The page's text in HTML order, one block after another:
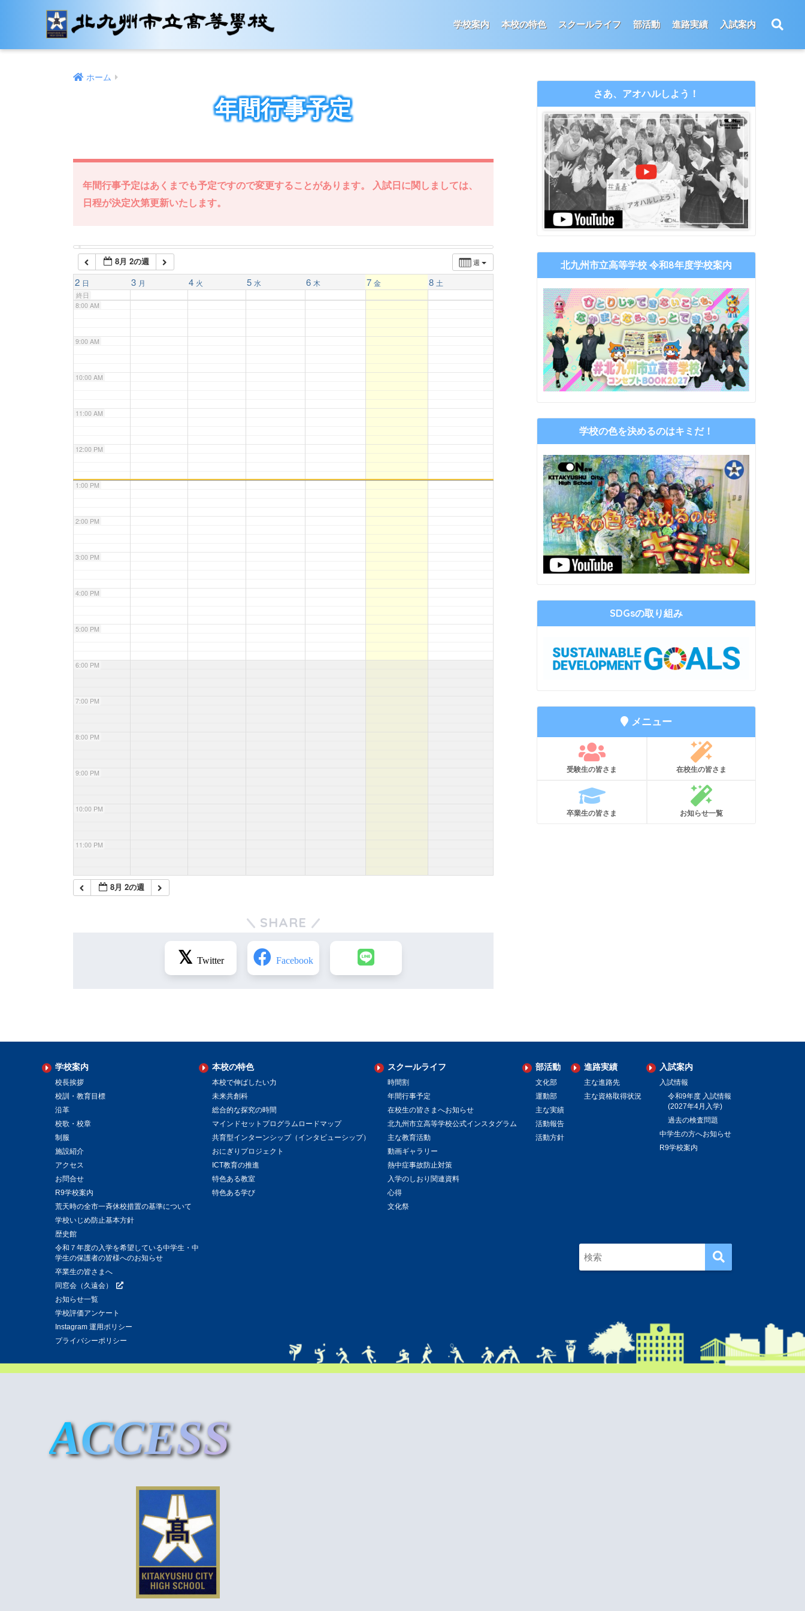
学校案内 本校の特色 スクールライフ 部活動 進路実績 入試案内
ホーム
年間行事予定
年間行事予定はあくまでも予定ですので変更することがあります。 入試日に関しましては、
日程が決定次第更新いたします。
週
8月 2の週
2 日 3 月 4 火 5 水 6 木 7 金 8 土
終日
12:00 AM
1:00 AM
4:00 AM
5:00 AM
7:00 AM
8:00 AM
9:00 AM
10:00 AM
11:00 AM
12:00 PM
1:00 PM
2:00 PM
3:00 PM
4:00 PM
5:00 PM
6:00 PM
7:00 PM
8:00 PM
9:00 PM
10:00 PM
11:00 PM
8月 2の週
SHARE
さあ、アオハルしよう！
北九州市立高等学校 令和8年度学校案内
学校の色を決めるのはキミだ！
SDGsの取り組み
メニュー
受験生の皆さま 在校生の皆さま
卒業生の皆さま お知らせ一覧
学校案内
校長挨拶
校訓・教育目標
沿革
校歌・校章
制服
施設紹介
アクセス
お問合せ
R9学校案内
荒天時の全市一斉休校措置の基準について
学校いじめ防止基本方針
歴史館
令和７年度の入学を希望している中学生・中
学生の保護者の皆様へのお知らせ
卒業生の皆さまへ
同窓会（久遠会）
お知らせ一覧
学校評価アンケート
Instagram 運用ポリシー
プライバシーポリシー
本校の特色
本校で伸ばしたい力
未来共創科
総合的な探究の時間
マインドセットプログラムロードマップ
共育型インターンシップ（インタビューシップ）
おにぎりプロジェクト
ICT教育の推進
特色ある教室
特色ある学び
スクールライフ
時間割
年間行事予定
在校生の皆さまへお知らせ
北九州市立高等学校公式インスタグラム
主な教育活動
動画ギャラリー
熱中症事故防止対策
入学のしおり関連資料
心得
文化祭
部活動
文化部
運動部
主な実績
活動報告
活動方針
進路実績
主な進路先
主な資格取得状況
入試案内
入試情報
令和9年度 入試情報
(2027年4月入学)
過去の検査問題
中学生の方へお知らせ
R9学校案内
ACCESS